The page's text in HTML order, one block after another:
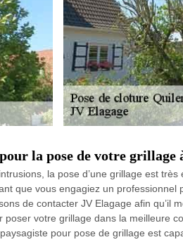
la pose de votre grillage
la pose d’une grillage est très
que vous engagiez un professionnel
de contacter JV Elagage afin qu’il
votre grillage dans la meilleure
pour pose de grillage est